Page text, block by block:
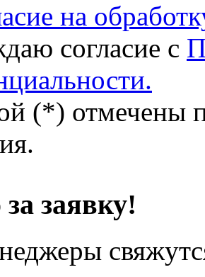
на
согласие с
(*) отмечены
заявку!